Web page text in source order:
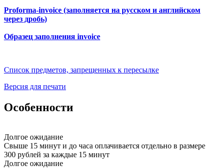
ГВИНЕЯ-БИСАУ
G
ГЕРМАНИЯ
ГЕРНСИ
Proforma-invoice (заполняется на русском и английском
через дробь)
Образец заполнения invoice
Список предметов, запрещенных к пересылке
Версия для печати
Особенности
Долгое ожидание
Свыше 15 минут и до часа оплачивается отдельно в размере
300 рублей за каждые 15 минут
Долгое ожидание